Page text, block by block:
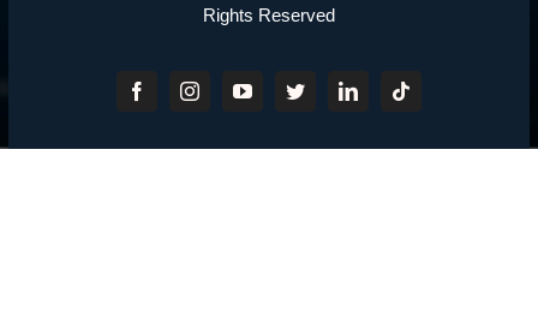
Rights Reserved
FacebookInstagramYouTubeTwitterLinkedInTiktok